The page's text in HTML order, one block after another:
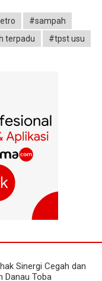
#sampah
terpadu
#tpst usu
Sinergi Cegah dan
Danau Toba